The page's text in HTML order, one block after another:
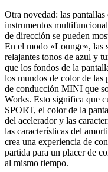
Otra novedad: las
instrumentos
de dirección se pueden
En el modo «Lounge», las
relajantes tonos de azul y
que los fondos de la
los mundos de color de las
de conducción MINI que
Works. Esto significa que
SPORT, el color de la
del acelerador y las
las características del
crea una experiencia de
partida para un placer de
al mismo tiempo.